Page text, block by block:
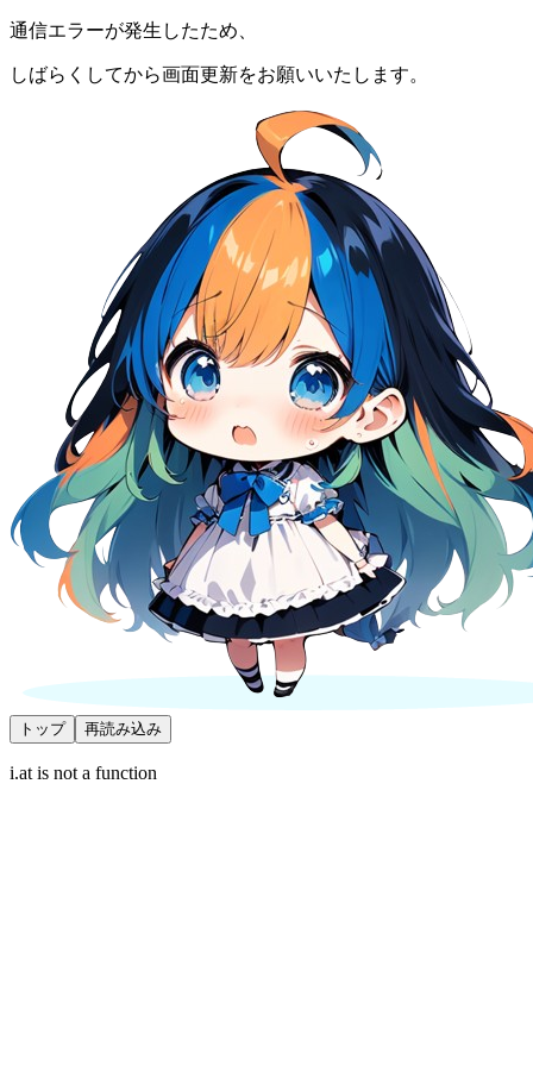
通信エラーが発生したため、
しばらくしてから画面更新をお願いいたします。
トップ 再読み込み
i.at is not a function